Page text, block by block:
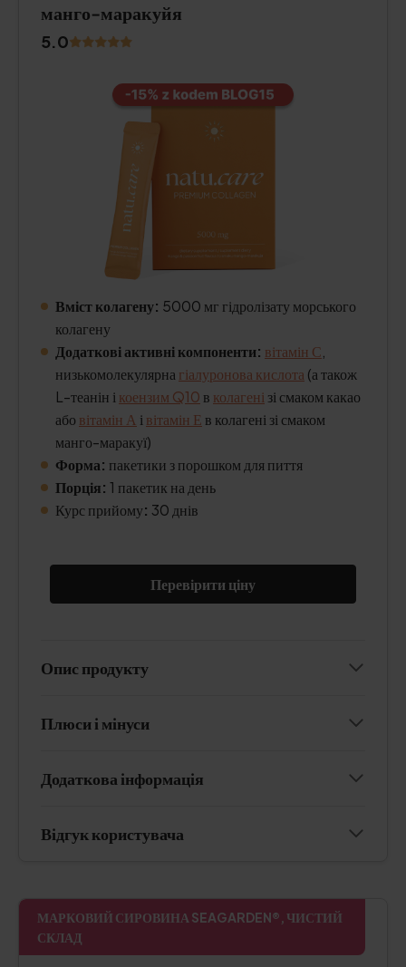
манго-маракуйя
5.0
Вміст колагену: 5000 мг гідролізату морського
колагену
Додаткові активні компоненти: вітамін С
низькомолекулярна гіалуронова кислота (а також
L-теанін і коензим Q10 в колагені зі смаком какао
або вітамін А і вітамін Е в колагені зі смаком
манго-маракуї)
Форма: пакетики з порошком для пиття
Порція: 1 пакетик на день
Курс прийому: 30 днів
Перевірити ціну
Опис продукту
Плюси і мінуси
Додаткова інформація
Відгук користувача
МАРКОВИЙ СИРОВИНА SEAGARDEN®, ЧИСТИЙ
СКЛАД